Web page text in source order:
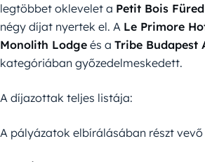
legtöbbet oklevelet a Petit Bois Füred
négy díjat nyertek el. A Le Primore
Monolith Lodge és a Tribe Budapest
kategóriában győzedelmeskedett.
A díjazottak teljes listája:
A pályázatok elbírálásában részt